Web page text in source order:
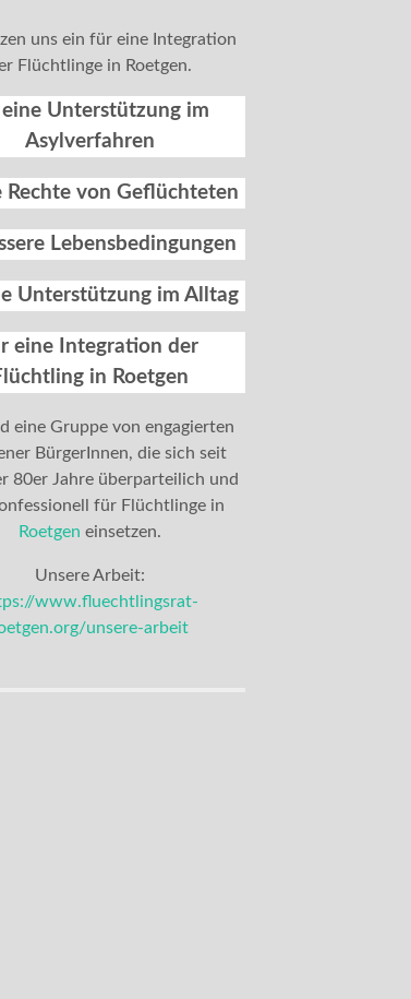
uns ein für eine Integration
Flüchtlinge in Roetgen.
Unterstützung im
Asylverfahren
Rechte von Geflüchteten
Lebensbedingungen
Unterstützung im Alltag
eine Integration der
in Roetgen
eine Gruppe von engagierten
BürgerInnen, die sich seit
80er Jahre überparteilich und
für Flüchtlinge in
Roetgen einsetzen.
Unsere Arbeit:
www.fluechtlingsrat-
unsere-arbeit